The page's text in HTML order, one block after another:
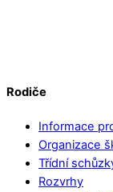
Rodiče
Informace
Organizace
Třídní
Rozvrhy